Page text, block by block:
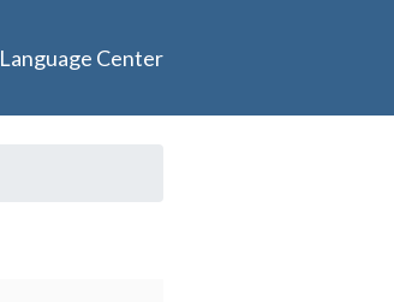
Language Center